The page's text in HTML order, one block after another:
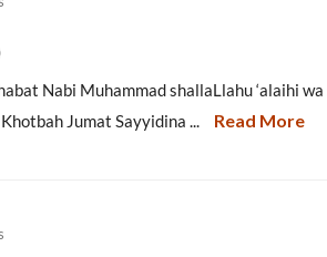
Nabi Muhammad shallaLlahu ‘alaihi
Jumat Sayyidina ...
Read More